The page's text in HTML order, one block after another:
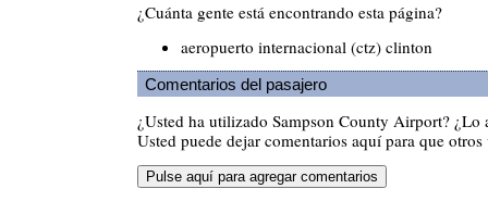
¿Cuánta gente está encontrando esta página?
aeropuerto internacional (ctz) clinton
Comentarios del pasajero
¿Usted ha utilizado Sampson County Airport? ¿Lo
Usted puede dejar comentarios aquí para que